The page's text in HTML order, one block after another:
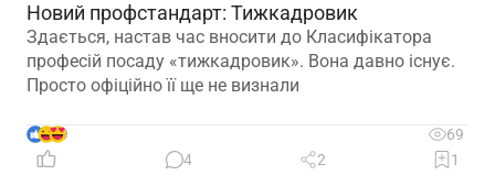
Новий профстандарт: Тижкадровик
Здається, настав час вносити до Класифікатора
професій посаду «тижкадровик». Вона давно існує.
Просто офіційно її ще не визнали
9
69
4
2 1